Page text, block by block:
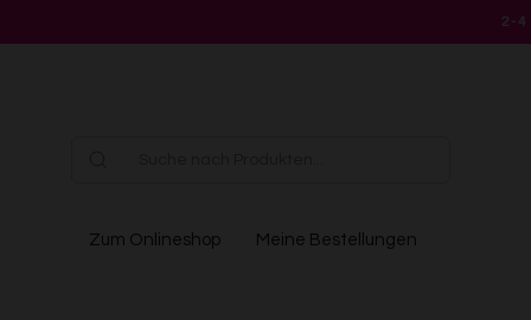
2-4
Zum Onlineshop Meine Bestellungen